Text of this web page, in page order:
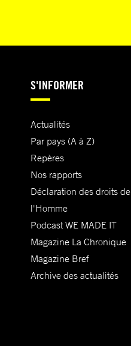
S'INFORMER
Actualités
Par pays (A à Z)
Repères
Nos rapports
Déclaration des droits de
l'Homme
Podcast WE MADE IT
Magazine La Chronique
Magazine Bref
Archive des actualités